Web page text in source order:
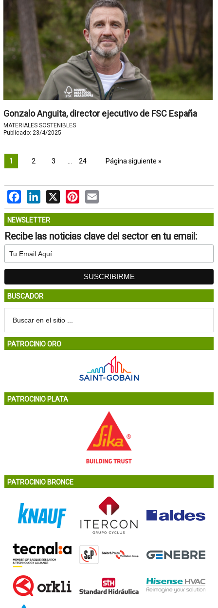
Gonzalo Anguita, director ejecutivo de FSC España
MATERIALES SOSTENIBLES
Publicado: 23/4/2025
1 2 3 … 24 Página siguiente »
FacebookLinkedIn Pinterest
NEWSLETTER
Recibe las noticias clave del sector en tu email:
BUSCADOR
PATROCINIO ORO
PATROCINIO PLATA
PATROCINIO BRONCE